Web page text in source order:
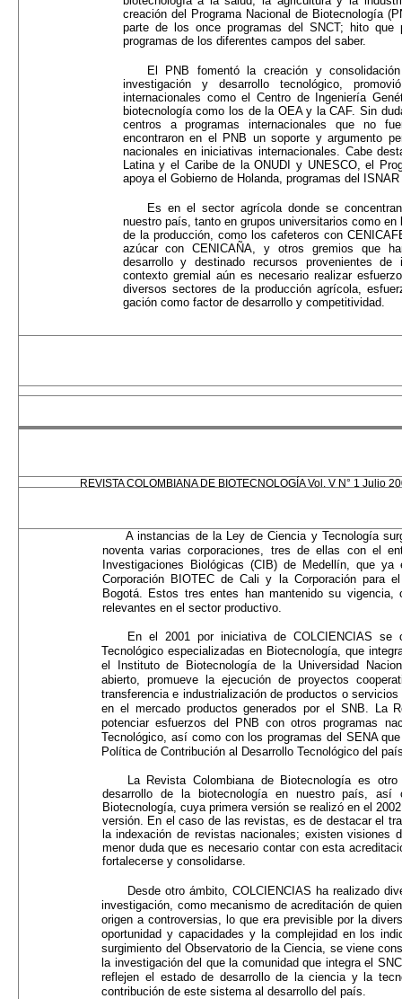
creación del Programa Nacional de Biotecnología
parte de los once programas del SNCT; hito
programas de los diferentes campos del saber.
El PNB fomentó la creación y
investigación y desarrollo tecnológico,
internacionales como el Centro de Ingeniería
biotecnología como los de la OEA y la CAF. Sin
centros a programas internacionales que no
encontraron en el PNB un soporte y argumento
nacionales en iniciativas internacionales. Cabe
Latina y el Caribe de la ONUDI y UNESCO, el
apoya el Gobierno de Holanda, programas del
Es en el sector agrícola donde se
nuestro país, tanto en grupos universitarios como
de la producción, como los cafeteros con
azúcar con CENICAÑA, y otros gremios que
desarrollo y destinado recursos provenientes
contexto gremial aún es necesario realizar
diversos sectores de la producción agrícola,
gación como factor de desarrollo y competitividad.
REVISTA COLOMBIANA DE BIOTECNOLOGÍA Vol. V N° 1 Julio
A instancias de la Ley de Ciencia y Tecnología
noventa varias corporaciones, tres de ellas con el
Investigaciones Biológicas (CIB) de Medellín, que
Corporación BIOTEC de Cali y la Corporación para
Bogotá. Estos tres entes han mantenido su
relevantes en el sector productivo.
En el 2001 por iniciativa de COLCIENCIAS se
Tecnológico especializadas en Biotecnología, que
el Instituto de Biotecnología de la Universidad
abierto, promueve la ejecución de proyectos
transferencia e industrialización de productos o
en el mercado productos generados por el SNB. La
potenciar esfuerzos del PNB con otros programas
Tecnológico, así como con los programas del SENA
Política de Contribución al Desarrollo Tecnológico del
La Revista Colombiana de Biotecnología es
desarrollo de la biotecnología en nuestro país, así
Biotecnología, cuya primera versión se realizó en el
versión. En el caso de las revistas, es de destacar el
la indexación de revistas nacionales; existen visiones
menor duda que es necesario contar con esta
fortalecerse y consolidarse.
Desde otro ámbito, COLCIENCIAS ha realizado
investigación, como mecanismo de acreditación de
origen a controversias, lo que era previsible por la
oportunidad y capacidades y la complejidad en los
surgimiento del Observatorio de la Ciencia, se viene
la investigación del que la comunidad que integra el
reflejen el estado de desarrollo de la ciencia y la
contribución de este sistema al desarrollo del país.